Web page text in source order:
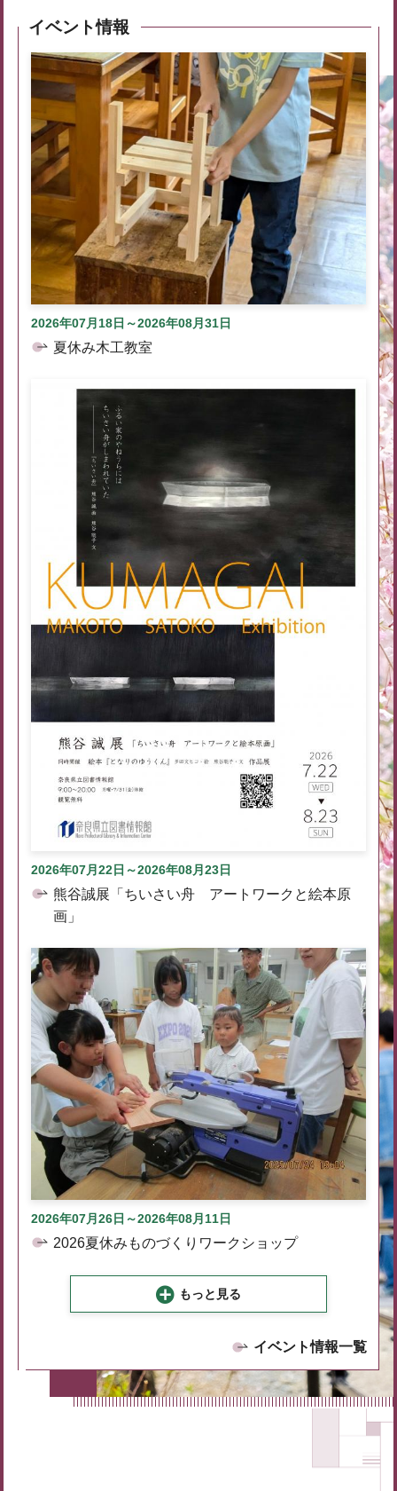
イベント情報
2026年07月18日～2026年08月31日
夏休み木工教室
2026年07月22日～2026年08月23日
熊谷誠展「ちいさい舟 アートワークと絵本原
画」
2026年07月26日～2026年08月11日
2026夏休みものづくりワークショップ
もっと見る
イベント情報一覧